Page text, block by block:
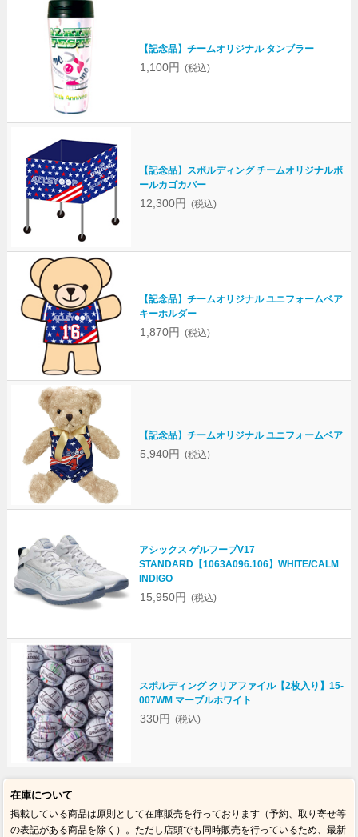
【記念品】チームオリジナル タンブラー
1,100円 (税込)
【記念品】スポルディング チームオリジナルボ
ールカゴカバー
12,300円 (税込)
【記念品】チームオリジナル ユニフォームベア
キーホルダー
1,870円 (税込)
【記念品】チームオリジナル ユニフォームベア
5,940円 (税込)
アシックス ゲルフープV17
STANDARD【1063A096.106】WHITE/CALM
INDIGO
15,950円 (税込)
スポルディング クリアファイル【2枚入り】15-
007WM マーブルホワイト
330円 (税込)
在庫について
掲載している商品は原則として在庫販売を行っております（予約、取り寄せ等
の表記がある商品を除く）。ただし店頭でも同時販売を行っているため、最新